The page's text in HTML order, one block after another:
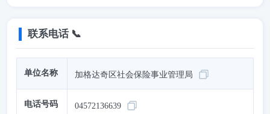
联系电话 📞
单位名称 加格达奇区社会保险事业管理局
电话号码 04572136639